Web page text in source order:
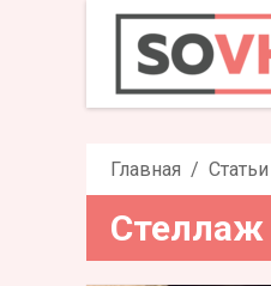
Главная Статьи
Стеллаж